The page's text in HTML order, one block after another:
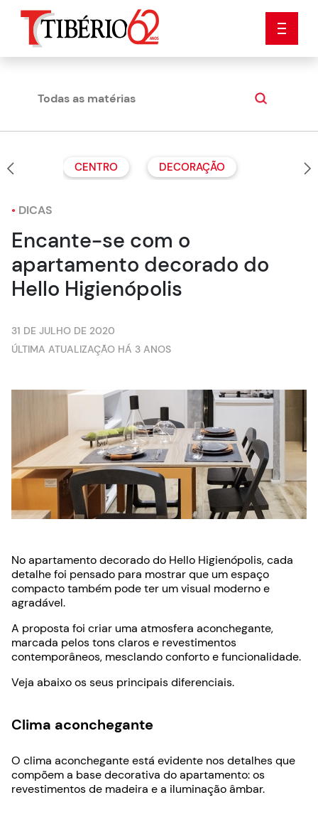
Todas as matérias Dicas
CENTRO DECORAÇÃO
• DICAS
Encante-se com o
apartamento decorado do
Hello Higienópolis
31 DE JULHO DE 2020
ÚLTIMA ATUALIZAÇÃO HÁ 3 ANOS
No apartamento decorado do Hello Higienópolis, cada
detalhe foi pensado para mostrar que um espaço
compacto também pode ter um visual moderno e
agradável.
A proposta foi criar uma atmosfera aconchegante,
marcada pelos tons claros e revestimentos
contemporâneos, mesclando conforto e funcionalidade.
Veja abaixo os seus principais diferenciais.
Clima aconchegante
O clima aconchegante está evidente nos detalhes que
compõem a base decorativa do apartamento: os
revestimentos de madeira e a iluminação âmbar.